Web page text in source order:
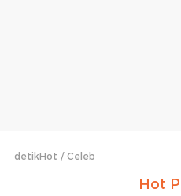
detikHot Celeb
Hot